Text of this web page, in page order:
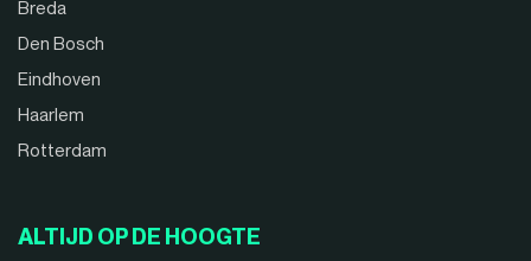
Breda
Den Bosch
Eindhoven
Haarlem
Rotterdam
ALTIJD OP DE HOOGTE